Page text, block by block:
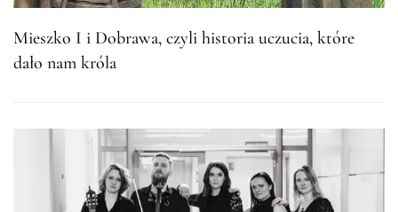
Mieszko I i Dobrawa, czyli historia uczucia, które
dało nam króla